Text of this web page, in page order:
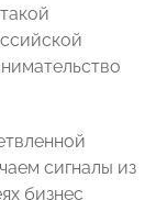
сигналы из
бизнес